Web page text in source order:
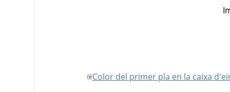
Color del primer pla en la caixa